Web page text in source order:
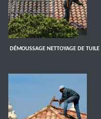
DÉMOUSSAGE NETTOYAGE DE TUILE